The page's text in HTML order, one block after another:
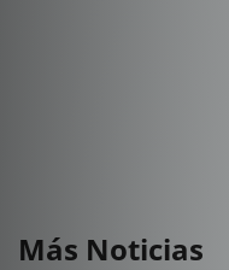
Más Noticias